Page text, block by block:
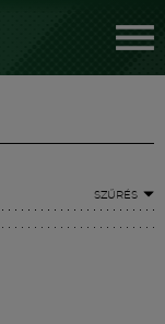
SZŰRÉS